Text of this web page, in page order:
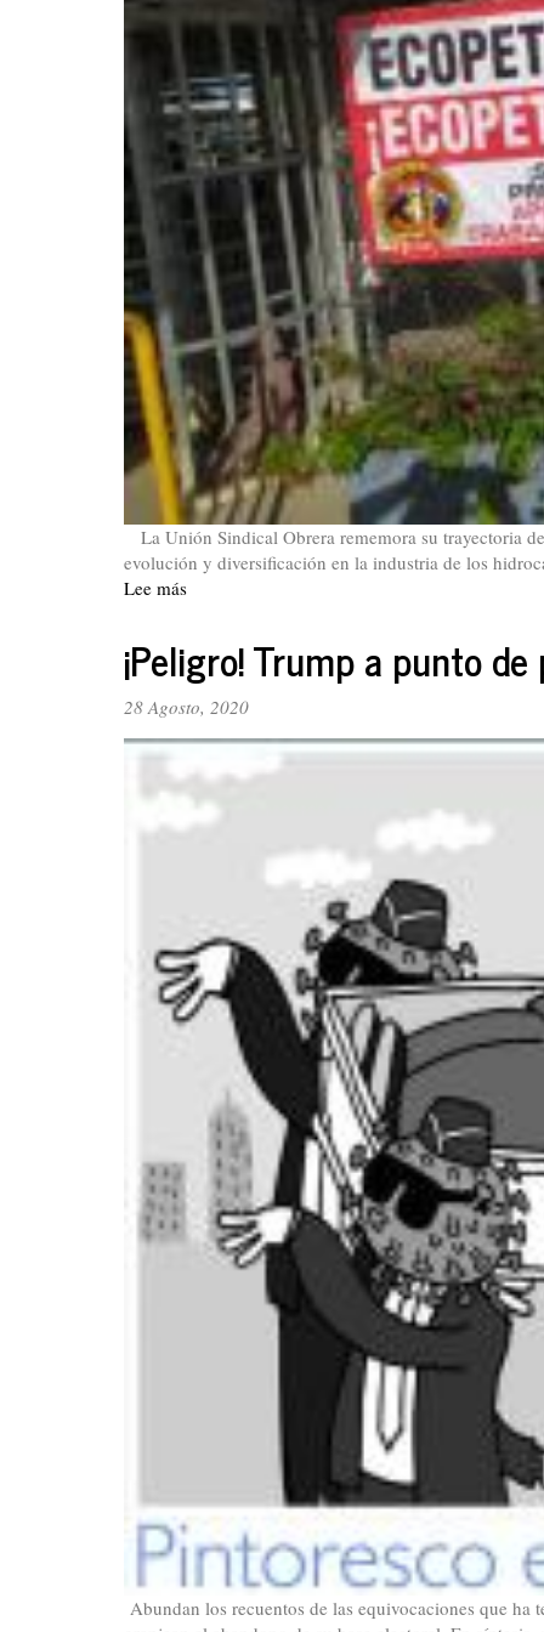
La Unión Sindical Obrera rememora su trayectoria
evolución y diversificación en la industria de los
Lee más
Edwin
Palma
Egea.
Ecopetrol,
¡Peligro! Trump a punto
28 Agosto, 2020
Abundan los recuentos de las equivocaciones que